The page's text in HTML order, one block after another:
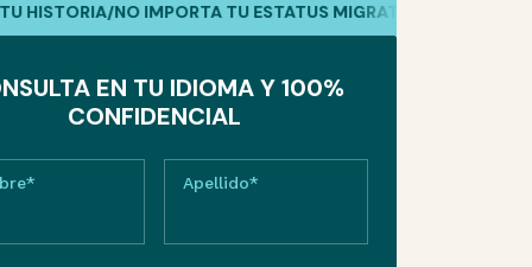
/NO IMPORTA TU ESTATUS MIGRATORIO
EN TU IDIOMA Y 100%
CONFIDENCIAL
Apellido*